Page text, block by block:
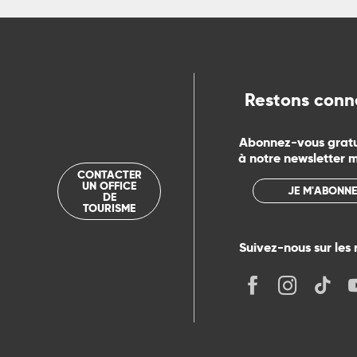
CONTACTER
UN OFFICE
DE
TOURISME
Restons
Abonnez-vous
à notre newsletter
JE M'ABONNE
Suivez-nous sur les